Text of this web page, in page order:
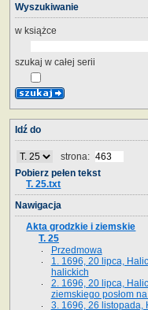
Wyszukiwanie
w książce
szukaj w całej serii
Idź do
strona:
Pobierz pełen tekst
T. 25.txt
Nawigacja
Akta grodzkie i ziemskie
T. 25
Przedmowa
1. 1696, 20 lipca,
halickich
2. 1696, 20 lipca,
ziemskiego posłom
3. 1696, 26 listopada,